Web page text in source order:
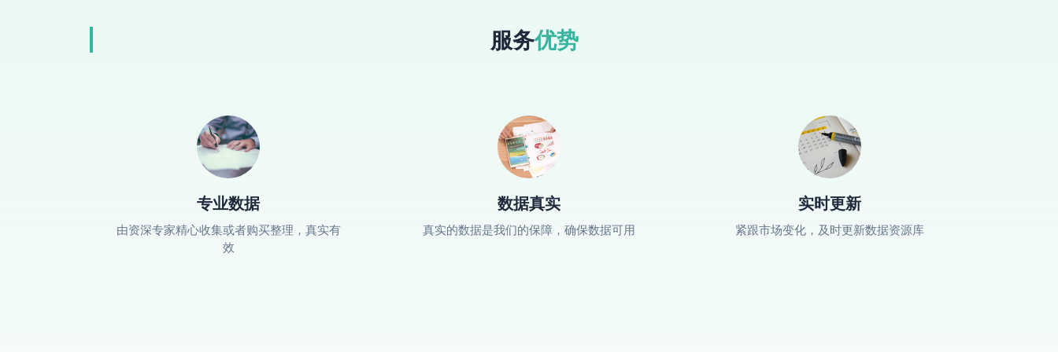
服务优势
专业数据
由资深专家精心收集或者购买整理，真实有
效
数据真实
真实的数据是我们的保障，确保数据可用
实时更新
紧跟市场变化，及时更新数据资源库